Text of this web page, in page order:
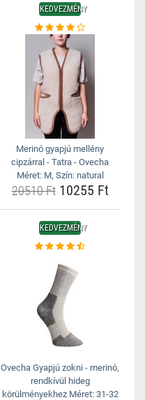
KEDVEZMÉNY
Merinó gyapjú mellény
cipzárral - Tatra - Ovecha
Méret: M, Szín: natural
20510 Ft10255 Ft
KEDVEZMÉNY
Ovecha Gyapjú zokni - merinó,
rendkívül hideg
körülményekhez Méret: 31-32